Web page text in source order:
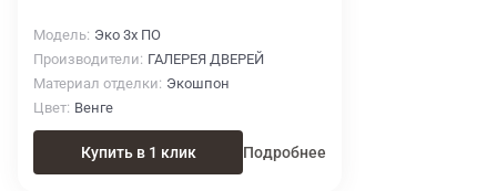
Модель Эко 3х ПО
Производители ГАЛЕРЕЯ ДВЕРЕЙ
Материал отделки Экошпон
Цвет Венге
Купить в 1 клик Подробнее